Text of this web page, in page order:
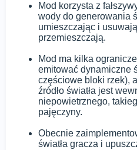
Mod korzysta z
wody do generowania
umieszczając i
przemieszczają.
Mod ma kilka
emitować dynamiczne
częściowe bloki rzek),
źródło światła jest
niepowietrznego,
pajęczyny.
Obecnie
światła gracza i